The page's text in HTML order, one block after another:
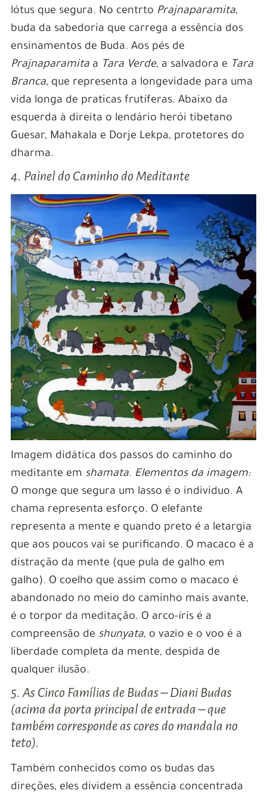
lótus que segura. No centrto Prajnaparamita,
buda da sabedoria que carrega a essência dos
ensinamentos de Buda. Aos pés de
Prajnaparamitaa Tara Verde, a salvadora e Tara
Branca, que representa a longevidade para uma
vida longa de praticas frutíferas. Abaixo da
esquerda à direita o lendário herói tibetano
Guesar, Mahakala e Dorje Lekpa, protetores do
dharma.
4. Painel do Caminho do Meditante
Imagem didática dos passos do caminho do
meditante em shamata. Elementos da imagem:
O monge que segura um lasso é o individuo. A
chama representa esforço. O elefante
representa a mente e quando preto é a letargia
que aos poucos vai se purificando. O macaco é a
distração da mente (que pula de galho em
galho). O coelho que assim como o macaco é
abandonado no meio do caminho mais avante,
é o torpor da meditação. O arco-íris é a
compreensão de shunyata, o vazio e o voo é a
liberdade completa da mente, despida de
qualquer ilusão.
5. As Cinco Famílias de Budas – Diani Budas
(acima da porta principal de entrada – que
também corresponde as cores do mandala no
teto).
Também conhecidos como os budas das
direções, eles dividem a essência concentrada